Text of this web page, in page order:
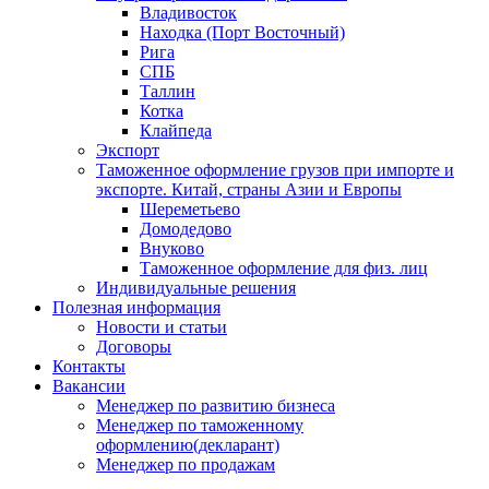
Владивосток
Находка (Порт Восточный)
Рига
СПБ
Таллин
Котка
Клайпеда
Экспорт
Таможенное оформление грузов при импорте и
экспорте. Китай, страны Азии и Европы
Шереметьево
Домодедово
Внуково
Таможенное оформление для физ. лиц
Индивидуальные решения
Полезная информация
Новости и статьи
Договоры
Контакты
Вакансии
Менеджер по развитию бизнеса
Менеджер по таможенному
оформлению(декларант)
Менеджер по продажам